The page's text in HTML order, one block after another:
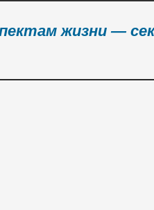
жизни —